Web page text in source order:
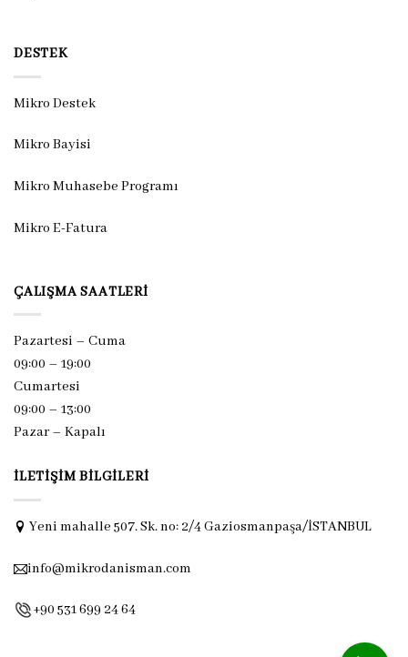
DESTEK
Mikro Destek
Mikro Bayisi
Mikro Muhasebe Programı
Mikro E-Fatura
ÇALIŞMA SAATLERI
Pazartesi – Cuma
09:00 – 19:00
Cumartesi
09:00 – 13:00
Pazar – Kapalı
İLETIŞIM BILGILERI
Yeni mahalle 507. Sk. no: 2/4 Gaziosmanpaşa/İSTANBUL
info@mikrodanisman.com
+90 531 699 24 64